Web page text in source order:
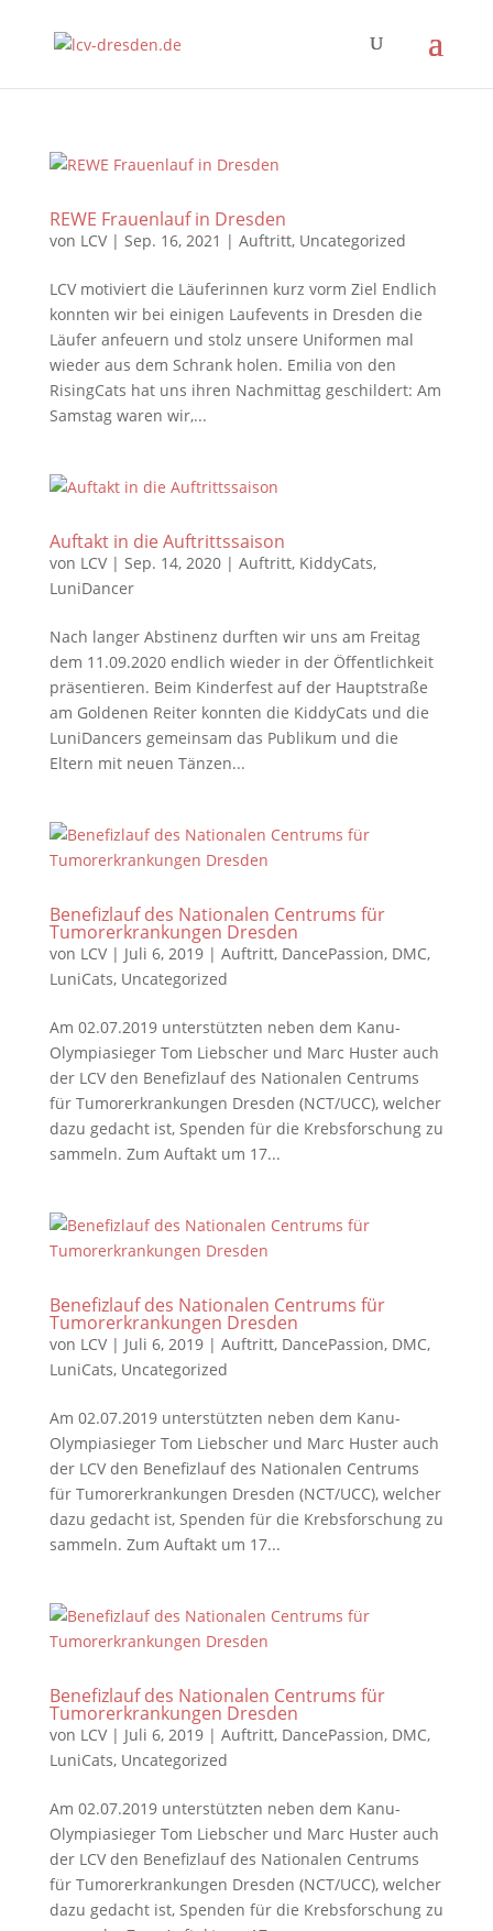
REWE Frauenlauf in Dresden
von LCV| Sep. 16, 2021 | Auftritt, Uncategorized
LCV motiviert die Läuferinnen kurz vorm Ziel Endlich
konnten wir bei einigen Laufevents in Dresden die
Läufer anfeuern und stolz unsere Uniformen mal
wieder aus dem Schrank holen. Emilia von den
RisingCats hat uns ihren Nachmittag geschildert: Am
Samstag waren wir,...
Auftakt in die Auftrittssaison
von LCV| Sep. 14, 2020| Auftritt, KiddyCats,
LuniDancer
Nach langer Abstinenz durften wir uns am Freitag
dem 11.09.2020 endlich wieder in der Öffentlichkeit
präsentieren. Beim Kinderfest auf der Hauptstraße
am Goldenen Reiter konnten die KiddyCats und die
LuniDancers gemeinsam das Publikum und die
Eltern mit neuen Tänzen...
Benefizlauf des Nationalen Centrums für
Tumorerkrankungen Dresden
von LCV| Juli 6, 2019| Auftritt, DancePassion, DMC,
LuniCats, Uncategorized
Am 02.07.2019 unterstützten neben dem Kanu-
Olympiasieger Tom Liebscher und Marc Huster auch
der LCV den Benefizlauf des Nationalen Centrums
für Tumorerkrankungen Dresden (NCT/UCC), welcher
dazu gedacht ist, Spenden für die Krebsforschung zu
sammeln. Zum Auftakt um 17...
Benefizlauf des Nationalen Centrums für
Tumorerkrankungen Dresden
von LCV| Juli 6, 2019| Auftritt, DancePassion, DMC,
LuniCats, Uncategorized
Am 02.07.2019 unterstützten neben dem Kanu-
Olympiasieger Tom Liebscher und Marc Huster auch
der LCV den Benefizlauf des Nationalen Centrums
für Tumorerkrankungen Dresden (NCT/UCC), welcher
dazu gedacht ist, Spenden für die Krebsforschung zu
sammeln. Zum Auftakt um 17...
Benefizlauf des Nationalen Centrums für
Tumorerkrankungen Dresden
von LCV| Juli 6, 2019| Auftritt, DancePassion, DMC,
LuniCats, Uncategorized
Am 02.07.2019 unterstützten neben dem Kanu-
Olympiasieger Tom Liebscher und Marc Huster auch
der LCV den Benefizlauf des Nationalen Centrums
für Tumorerkrankungen Dresden (NCT/UCC), welcher
dazu gedacht ist, Spenden für die Krebsforschung zu